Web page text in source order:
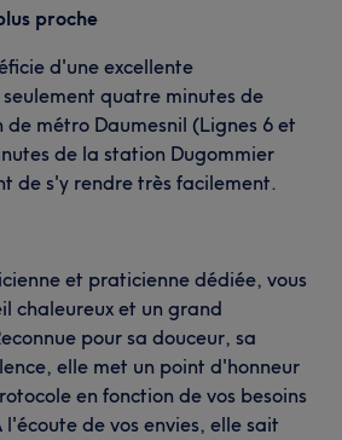
proche
d'une excellente
quatre minutes de
métro Daumesnil (Lignes 6 et
de la station Dugommier
de s'y rendre très facilement.
et praticienne dédiée, vous
chaleureux et un grand
pour sa douceur, sa
elle met un point d'honneur
en fonction de vos besoins
de vos envies, elle sait